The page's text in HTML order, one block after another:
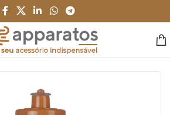
/Garrafas/Plástico